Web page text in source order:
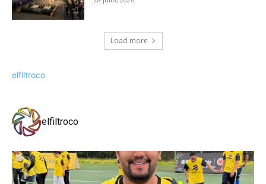
Load more
elfiltroco
elfiltroco